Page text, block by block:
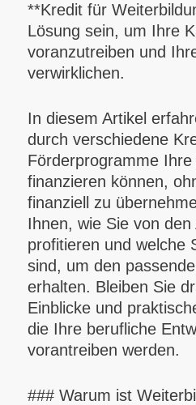
**Kredit für
Lösung sein, um Ihre
voranzutreiben und
verwirklichen.
In diesem Artikel
durch verschiedene
Förderprogramme
finanzieren können,
finanziell zu
Ihnen, wie Sie von den
profitieren und welche
sind, um den
erhalten. Bleiben Sie
Einblicke und
die Ihre berufliche
vorantreiben werden.
### Warum ist